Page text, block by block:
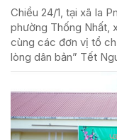
Chiều 24/1, tại xã Ia
phường Thống Nhất,
cùng các đơn vị tổ
lòng dân bản” Tết